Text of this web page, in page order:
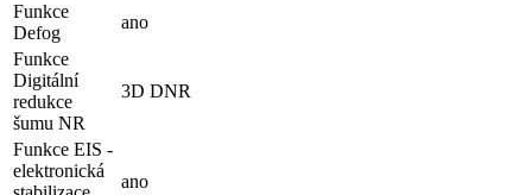
Funkce
Defog
ano
Funkce
Digitální
redukce
šumu NR
3D DNR
Funkce EIS -
elektronická
ano